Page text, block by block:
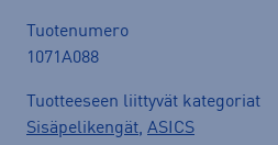
Tuotenumero
1071A088
Tuotteeseen liittyvät kategoriat
Sisäpelikengät, ASICS